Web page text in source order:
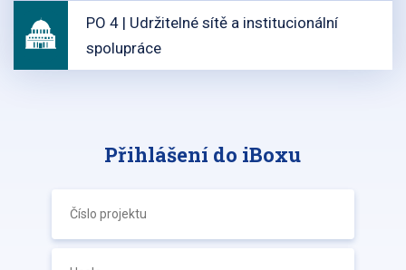
PO 4 | Udržitelné sítě a institucionální
spolupráce
Přihlášení do iBoxu